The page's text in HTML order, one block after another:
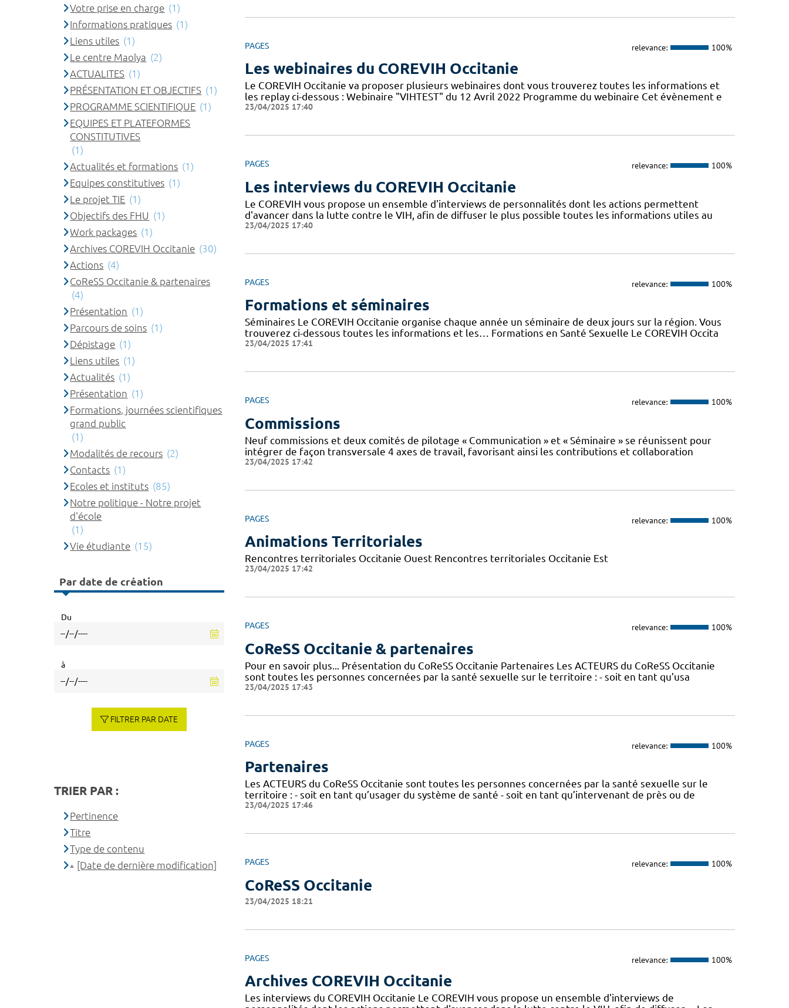
PAGES relevance: 100%
Les webinaires du COREVIH Occitanie
Le COREVIH Occitanie va proposer plusieurs webinaires dont vous trouverez toutes les informations et
les replay ci-dessous : Webinaire "VIHTEST" du 12 Avril 2022 Programme du webinaire Cet évènement e
23/04/2025 17:40
PAGES relevance: 100%
Les interviews du COREVIH Occitanie
Le COREVIH vous propose un ensemble d'interviews de personnalités dont les actions permettent
d'avancer dans la lutte contre le VIH, afin de diffuser le plus possible toutes les informations utiles au
23/04/2025 17:40
PAGES relevance: 100%
Formations et séminaires
Séminaires Le COREVIH Occitanie organise chaque année un séminaire de deux jours sur la région. Vous
trouverez ci-dessous toutes les informations et les… Formations en Santé Sexuelle Le COREVIH Occita
23/04/2025 17:41
PAGES relevance: 100%
Commissions
Neuf commissions et deux comités de pilotage « Communication » et « Séminaire » se réunissent pour
intégrer de façon transversale 4 axes de travail, favorisant ainsi les contributions et collaboration
23/04/2025 17:42
PAGES relevance: 100%
Animations Territoriales
Rencontres territoriales Occitanie Ouest Rencontres territoriales Occitanie Est
23/04/2025 17:42
PAGES relevance: 100%
CoReSS Occitanie & partenaires
Pour en savoir plus... Présentation du CoReSS Occitanie Partenaires Les ACTEURS du CoReSS Occitanie
sont toutes les personnes concernées par la santé sexuelle sur le territoire : - soit en tant qu’usa
23/04/2025 17:43
PAGES relevance: 100%
Partenaires
Les ACTEURS du CoReSS Occitanie sont toutes les personnes concernées par la santé sexuelle sur le
territoire : - soit en tant qu’usager du système de santé - soit en tant qu’intervenant de près ou de
23/04/2025 17:46
PAGES relevance: 100%
CoReSS Occitanie
23/04/2025 18:21
PAGES relevance: 100%
Archives COREVIH Occitanie
Les interviews du COREVIH Occitanie Le COREVIH vous propose un ensemble d'interviews de
Votre prise en charge (1)
Informations pratiques (1)
Liens utiles (1)
Le centre Maolya (2)
ACTUALITES (1)
PRÉSENTATION ET OBJECTIFS (1)
PROGRAMME SCIENTIFIQUE (1)
EQUIPES ET PLATEFORMES
CONSTITUTIVES
(1)
Actualités et formations (1)
Equipes constitutives (1)
Le projet TIE (1)
Objectifs des FHU (1)
Work packages (1)
Archives COREVIH Occitanie (30)
Actions (4)
CoReSS Occitanie & partenaires
(4)
Présentation (1)
Parcours de soins (1)
Dépistage (1)
Liens utiles (1)
Actualités (1)
Présentation (1)
Formations, journées scientifiques
grand public
(1)
Modalités de recours (2)
Contacts (1)
Ecoles et instituts (85)
Notre politique - Notre projet
d'école
(1)
Vie étudiante (15)
Par date de création
Du
à
FILTRER PAR DATE
TRIER PAR :
Pertinence
Titre
Type de contenu
[Date de dernière modification]